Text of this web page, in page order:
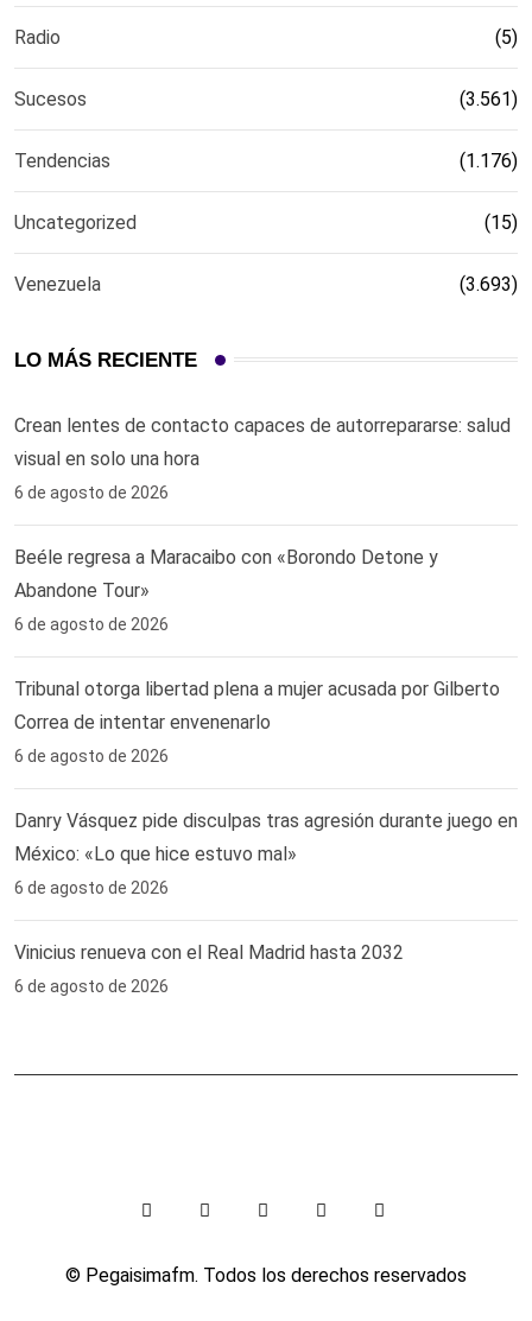
Radio (5)
Sucesos (3.561)
Tendencias (1.176)
Uncategorized (15)
Venezuela (3.693)
LO MÁS RECIENTE
Crean lentes de contacto capaces de autorrepararse: salud
visual en solo una hora ‎
6 de agosto de 2026
Beéle regresa a Maracaibo con «Borondo Detone y
Abandone Tour»
6 de agosto de 2026
Tribunal otorga libertad plena a mujer acusada por Gilberto
Correa de intentar envenenarlo
6 de agosto de 2026
Danry Vásquez pide disculpas tras agresión durante juego en
México: «Lo que hice estuvo mal»
6 de agosto de 2026
Vinicius renueva con el Real Madrid hasta 2032
6 de agosto de 2026
© Pegaisimafm. Todos los derechos reservados